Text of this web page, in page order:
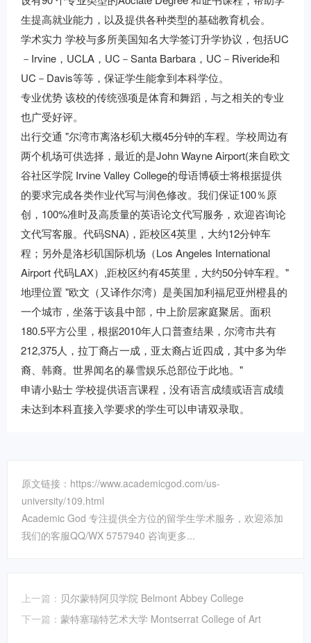
生提高就业能力，以及提供各种类型的基础教育机会。
学术实力 学校与多所美国知名大学签订升学协议，包括UC
－Irvine，UCLA，UC－Santa Barbara，UC－Riveride和
UC－Davis等等，保证学生能拿到本科学位。
专业优势 该校的传统强项是体育和舞蹈，与之相关的专业
也广受好评。
出行交通 "尔湾市离洛杉矶大概45分钟的车程。学校周边有
两个机场可供选择，最近的是John Wayne Airport(来自欧文
谷社区学院 Irvine Valley College的母语博硕士将根据提供
的要求完成各类作业代写与润色修改。我们保证100％原
创，100%准时及高质量的英语论文代写服务，欢迎咨询论
文代写客服。代码SNA)，距校区4英里，大约12分钟车
程；另外是洛杉矶国际机场（Los Angeles International
Airport 代码LAX）,距校区约有45英里，大约50分钟车程。"
地理位置 "欧文（又译作尔湾）是美国加利福尼亚州橙县的
一个城市，坐落于该县中部，中上阶层家庭聚居。面积
180.5平方公里，根据2010年人口普查结果，尔湾市共有
212,375人，拉丁裔占一成，亚太裔占近四成，其中多为华
裔、韩裔。世界闻名的暴雪娱乐总部位于此地。"
申请小贴士 学校提供语言课程，没有语言成绩或语言成绩
未达到本科直接入学要求的学生可以申请双录取。
原文链接：https://www.academicgod.com/us-
university/109.html
Academic God 专注提供全方位的留学生学术服务，欢迎添加
我们的客服QQ/WX 5757940 咨询更多...
上一篇： 贝尔蒙特阿贝学院 Belmont Abbey College
下一篇： 蒙特塞瑞特艺术大学 Montserrat College of Art